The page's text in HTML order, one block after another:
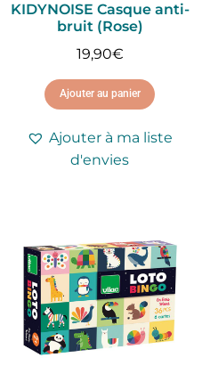
KIDYNOISE Casque anti-
bruit (Rose)
19,90€
Ajouter au panier
Ajouter à ma liste
d'envies